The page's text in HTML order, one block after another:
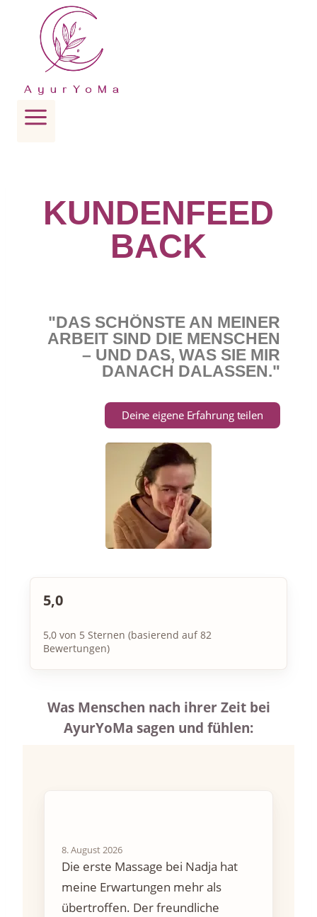
KUNDENFEED
BACK
"DAS SCHÖNSTE AN MEINER
ARBEIT SIND DIE MENSCHEN
– UND DAS, WAS SIE MIR
DANACH DALASSEN."
Deine eigene Erfahrung teilen
5,0
5,0 von 5 Sternen (basierend auf 82
Bewertungen)
Was Menschen nach ihrer Zeit bei
AyurYoMa sagen und fühlen:
8. August 2026
Die erste Massage bei Nadja hat
meine Erwartungen mehr als
übertroffen. Der freundliche